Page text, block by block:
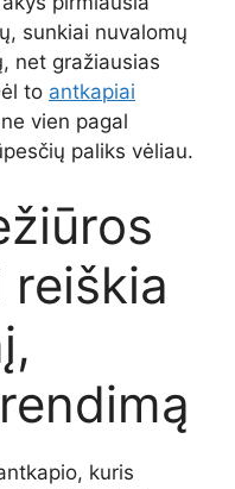
sunkiai nuvalomų
net gražiausias
to antkapiai
vien pagal
paliks vėliau.
reiškia
kuris